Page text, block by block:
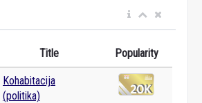
Title Popularity
Kohabitacija
(politika)